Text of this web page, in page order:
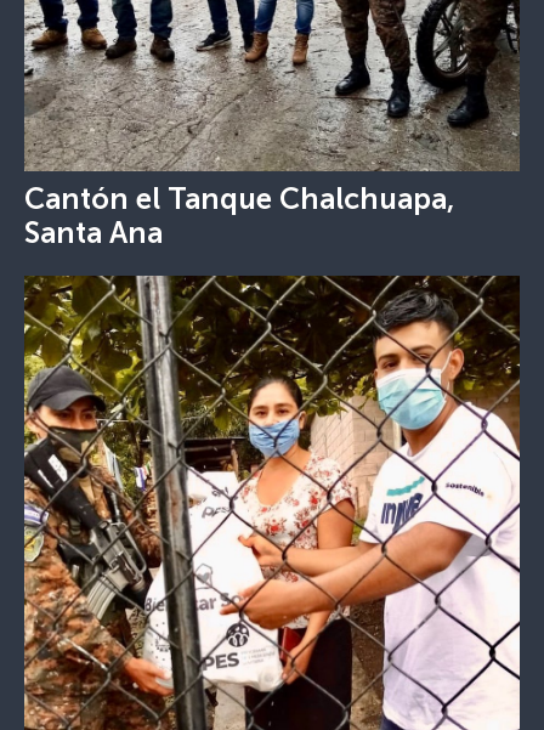
Cantón el Tanque Chalchuapa,
Santa Ana